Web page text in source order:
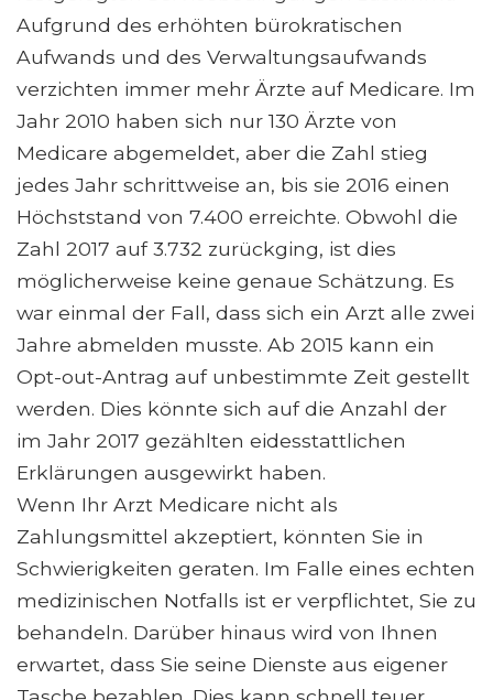
Aufgrund des erhöhten bürokratischen
Aufwands und des Verwaltungsaufwands
verzichten immer mehr Ärzte auf Medicare. Im
Jahr 2010 haben sich nur 130 Ärzte von
Medicare abgemeldet, aber die Zahl stieg
jedes Jahr schrittweise an, bis sie 2016 einen
Höchststand von 7.400 erreichte. Obwohl die
Zahl 2017 auf 3.732 zurückging, ist dies
möglicherweise keine genaue Schätzung. Es
war einmal der Fall, dass sich ein Arzt alle zwei
Jahre abmelden musste. Ab 2015 kann ein
Opt-out-Antrag auf unbestimmte Zeit gestellt
werden. Dies könnte sich auf die Anzahl der
im Jahr 2017 gezählten eidesstattlichen
Erklärungen ausgewirkt haben.
Wenn Ihr Arzt Medicare nicht als
Zahlungsmittel akzeptiert, könnten Sie in
Schwierigkeiten geraten. Im Falle eines echten
medizinischen Notfalls ist er verpflichtet, Sie zu
behandeln. Darüber hinaus wird von Ihnen
erwartet, dass Sie seine Dienste aus eigener